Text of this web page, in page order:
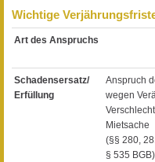
Wichtige
Art des Anspruchs
Schadensersatz/
Erfüllung
Anspruch
wegen
Mietsache
(§§ 280,
§ 535 BGB)